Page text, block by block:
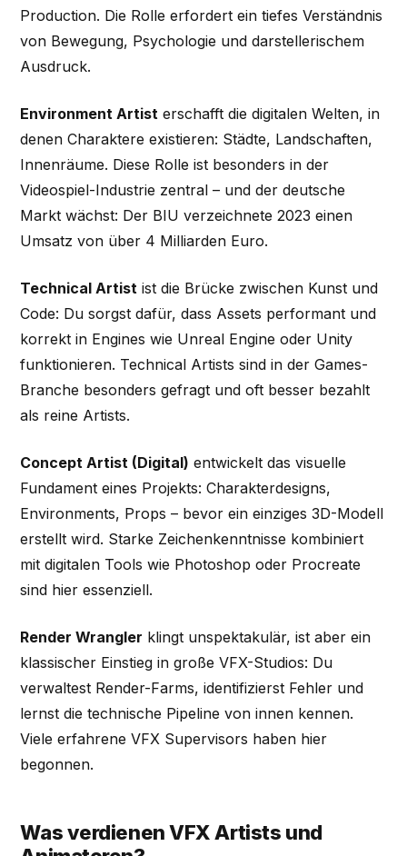
Production. Die Rolle erfordert ein tiefes Verständnis
von Bewegung, Psychologie und darstellerischem
Ausdruck.
Environment Artist erschafft die digitalen Welten, in
denen Charaktere existieren: Städte, Landschaften,
Innenräume. Diese Rolle ist besonders in der
Videospiel-Industrie zentral – und der deutsche
Markt wächst: Der BIU verzeichnete 2023 einen
Umsatz von über 4 Milliarden Euro.
Technical Artist ist die Brücke zwischen Kunst und
Code: Du sorgst dafür, dass Assets performant und
korrekt in Engines wie Unreal Engine oder Unity
funktionieren. Technical Artists sind in der Games-
Branche besonders gefragt und oft besser bezahlt
als reine Artists.
Concept Artist (Digital) entwickelt das visuelle
Fundament eines Projekts: Charakterdesigns,
Environments, Props – bevor ein einziges 3D-Modell
erstellt wird. Starke Zeichenkenntnisse kombiniert
mit digitalen Tools wie Photoshop oder Procreate
sind hier essenziell.
Render Wrangler klingt unspektakulär, ist aber ein
klassischer Einstieg in große VFX-Studios: Du
verwaltest Render-Farms, identifizierst Fehler und
lernst die technische Pipeline von innen kennen.
Viele erfahrene VFX Supervisors haben hier
begonnen.
Was verdienen VFX Artists und